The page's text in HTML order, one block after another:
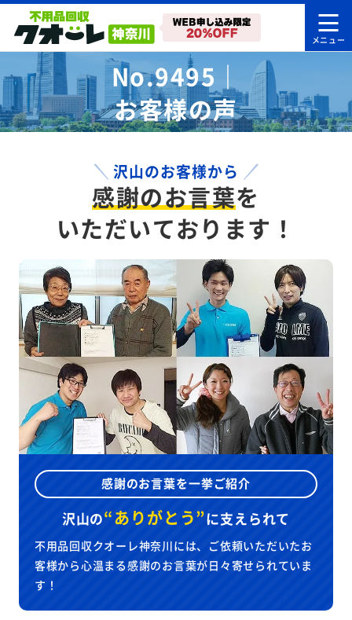
No.9495｜
お客様の声
沢山のお客様から
感謝のお言葉を
いただいております！
感謝のお言葉を一挙ご紹介
沢山の“ありがとう”に支えられて
不用品回収クオーレ神奈川には、ご依頼いただいたお
客様から心温まる感謝のお言葉が日々寄せられていま
す！